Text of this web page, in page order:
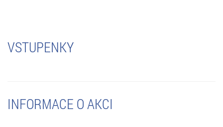
VSTUPENKY
INFORMACE O AKCI